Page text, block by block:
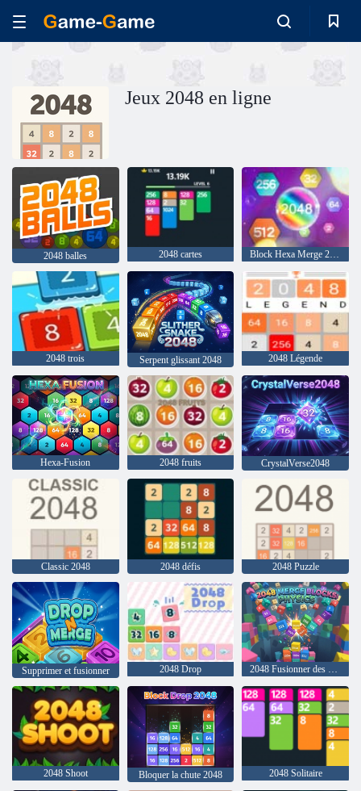
Jeux 2048 en ligne
2048 balles 2048 cartes Block Hexa Merge 2048
2048 trois Serpent glissant 2048 2048 Légende
Hexa-Fusion 2048 fruits CrystalVerse2048
Classic 2048 2048 défis 2048 Puzzle
Supprimer et fusionner 2048 Drop 2048 Fusionner des blocs : physique
2048 Shoot Bloquer la chute 2048 2048 Solitaire